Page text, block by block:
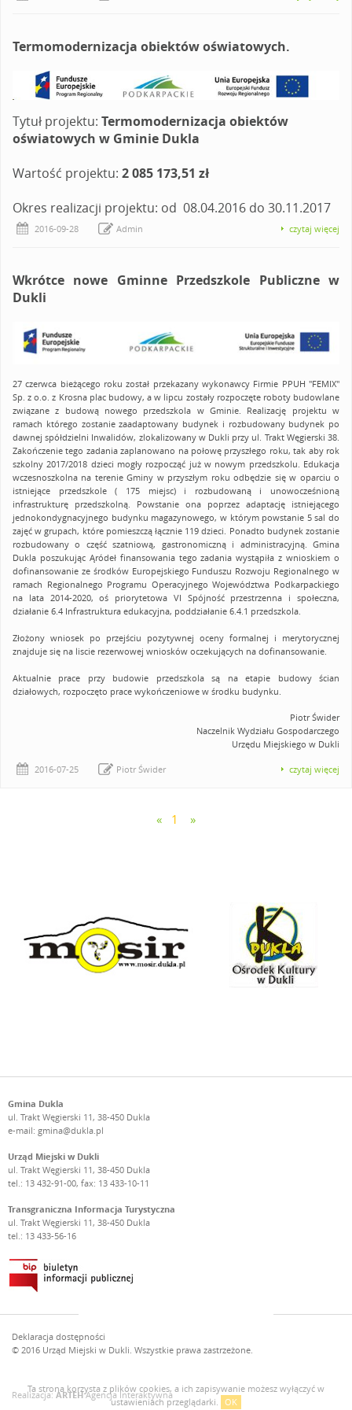
Termomodernizacja obiektów oświatowych.
Tytuł projektu: Termomodernizacja obiektów
oświatowych w Gminie Dukla
Wartość projektu: 2 085 173,51 zł
Okres realizacji projektu: od 08.04.2016 do 30.11.2017
2016-09-28 Admin czytaj więcej
Wkrótce nowe Gminne Przedszkole Publiczne w
Dukli
27 czerwca bieżącego roku został przekazany wykonawcy Firmie PPUH "FEMIX"
Sp. z o.o. z Krosna plac budowy, a w lipcu zostały rozpoczęte roboty budowlane
związane z budową nowego przedszkola w Gminie. Realizację projektu w
ramach którego zostanie zaadaptowany budynek i rozbudowany budynek po
dawnej spółdzielni Inwalidów, zlokalizowany w Dukli przy ul. Trakt Węgierski 38.
Zakończenie tego zadania zaplanowano na połowę przyszłego roku, tak aby rok
szkolny 2017/2018 dzieci mogły rozpocząć już w nowym przedszkolu. Edukacja
wczesnoszkolna na terenie Gminy w przyszłym roku odbędzie się w oparciu o
istniejące przedszkole ( 175 miejsc) i rozbudowaną i unowocześnioną
infrastrukturę przedszkolną. Powstanie ona poprzez adaptację istniejącego
jednokondygnacyjnego budynku magazynowego, w którym powstanie 5 sal do
zajęć w grupach, które pomieszczą łącznie 119 dzieci. Ponadto budynek zostanie
rozbudowany o część szatniową, gastronomiczną i administracyjną. Gmina
Dukla poszukując Ąródeł finansowania tego zadania wystąpiła z wnioskiem o
dofinansowanie ze środków Europejskiego Funduszu Rozwoju Regionalnego w
ramach Regionalnego Programu Operacyjnego Województwa Podkarpackiego
na lata 2014-2020, oś priorytetowa VI Spójność przestrzenna i społeczna,
działanie 6.4 Infrastruktura edukacyjna, poddziałanie 6.4.1 przedszkola.
Złożony wniosek po przejściu pozytywnej oceny formalnej i merytorycznej
znajduje się na liscie rezerwowej wniosków oczekujących na dofinansowanie.
Aktualnie prace przy budowie przedszkola są na etapie budowy ścian
działowych, rozpoczęto prace wykończeniowe w środku budynku.
Piotr Świder
Naczelnik Wydziału Gospodarczego
Urzędu Miejskiego w Dukli
2016-07-25 Piotr Świder czytaj więcej
« 1 »
Gmina Dukla
ul. Trakt Węgierski 11, 38-450 Dukla
e-mail: gmina@dukla.pl
Urząd Miejski w Dukli
ul. Trakt Węgierski 11, 38-450 Dukla
tel.: 13 432-91-00, fax: 13 433-10-11
Transgraniczna Informacja Turystyczna
ul. Trakt Węgierski 11, 38-450 Dukla
tel.: 13 433-56-16
Deklaracja dostępności
© 2016 Urząd Miejski w Dukli. Wszystkie prawa zastrzeżone.
Realizacja:ARTEHAgencja Interaktywna
Ta strona korzysta z plików cookies, a ich zapisywanie możesz wyłączyć w
ustawieniach przeglądarki. OK